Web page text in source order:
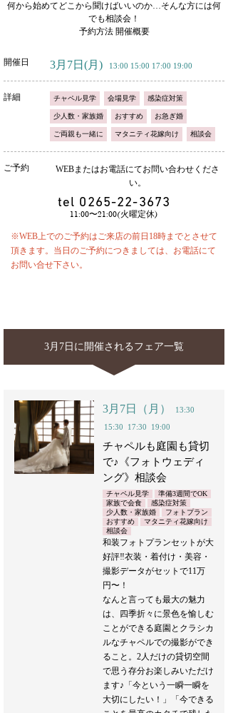
何から始めてどこから聞けばいいのか…そんな方には何
でも相談会！
予約方法 開催概要
開催日 3月7日 (月) 13:00 15:00 17:00 19:00
詳細 チャペル見学 会場見学 感染症対策
少人数・家族婚 おすすめ お急ぎ婚
ご両親も一緒に マタニティ花嫁向け 相談会
ご予約
WEBまたはお電話にてお問い合わせくださ
い。
tel 0265-22-3673
11:00〜21:00(火曜定休)
※WEB上でのご予約はご来店の前日18時までとさせて
頂きます。当日のご予約につきましては、お電話にて
お問い合せ下さい。
3月7日に開催されるフェア一覧
3月7日（月）
13:30
15:30
17:30 19:00
チャペルも庭園も貸切
で♪《フォトウェディ
ング》相談会
チャペル見学
準備3週間でOK
家族で会食
感染症対策
少人数・家族婚
フォトプラン
おすすめ
マタニティ花嫁向け
相談会
和装フォトプランセットが大
好評‼︎衣装・着付け・美容・
撮影データがセットで11万
円〜！
なんと言っても最大の魅力
は、四季折々に景色を愉しむ
ことができる庭園とクラシカ
ルなチャペルでの撮影ができ
ること。2人だけの貸切空間
で思う存分お楽しみいただけ
ます♪「今という一瞬一瞬を
大切にしたい！」「今できる